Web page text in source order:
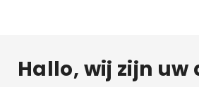
Hallo, wij zijn uw